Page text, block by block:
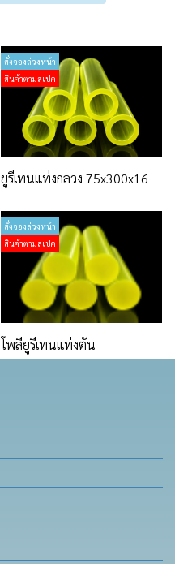
สั่งจองล่วงหน้า
สินค้าตามสเปค
ยูรีเทนแท่งกลวง 75x300x16
สั่งจองล่วงหน้า
สินค้าตามสเปค
โพลียูรีเทนแท่งตัน